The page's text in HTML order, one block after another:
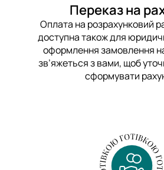
Переказ на
Оплата на розрахунковий
доступна також для
оформлення замовлення
зв’яжеться з вами, щоб
сформувати